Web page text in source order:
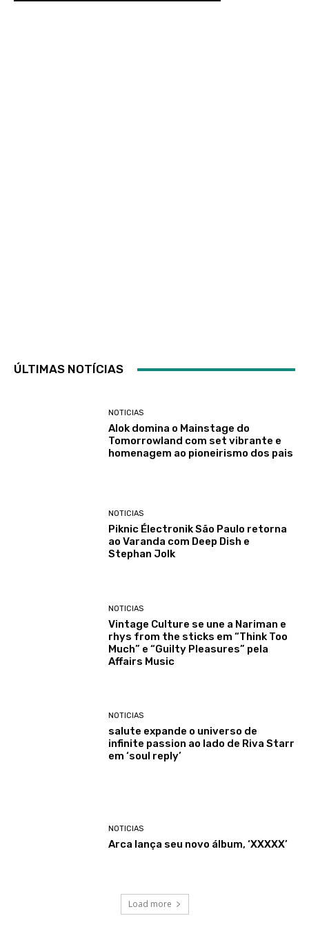
ÚLTIMAS NOTÍCIAS
NOTICIAS
Alok domina o Mainstage do
Tomorrowland com set vibrante e
homenagem ao pioneirismo dos pais
NOTICIAS
Piknic Électronik São Paulo retorna
ao Varanda com Deep Dish e
Stephan Jolk
NOTICIAS
Vintage Culture se une a Nariman e
rhys from the sticks em “Think Too
Much” e “Guilty Pleasures” pela
Affairs Music
NOTICIAS
salute expande o universo de
infinite passion ao lado de Riva Starr
em ‘soul reply’
NOTICIAS
Arca lança seu novo álbum, ‘XXXXX’
Load more